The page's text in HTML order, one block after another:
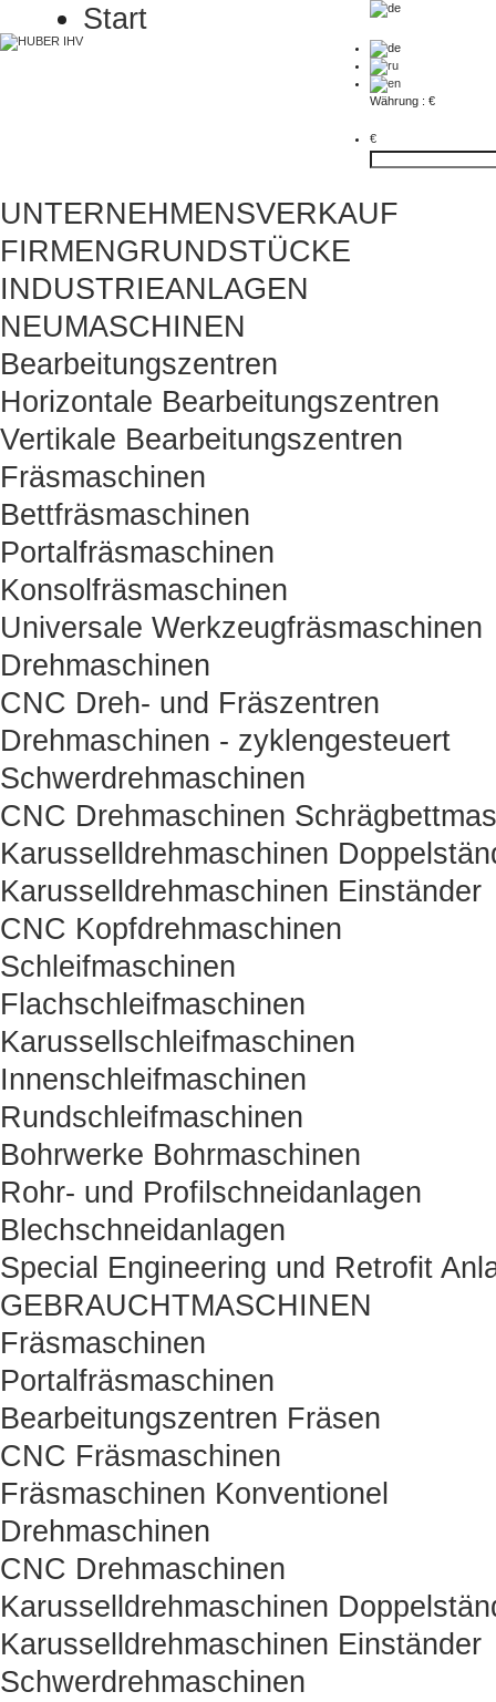
Währung : €
€
Start
UNTERNEHMENSVERKAUF
FIRMENGRUNDSTÜCKE
INDUSTRIEANLAGEN
NEUMASCHINEN
Bearbeitungszentren
Horizontale Bearbeitungszentren
Vertikale Bearbeitungszentren
Fräsmaschinen
Bettfräsmaschinen
Portalfräsmaschinen
Konsolfräsmaschinen
Universale Werkzeugfräsmaschinen
Drehmaschinen
CNC Dreh- und Fräszentren
Drehmaschinen - zyklengesteuert
Schwerdrehmaschinen
CNC Drehmaschinen
Karusselldrehmaschinen
Karusselldrehmaschinen Einständer
CNC Kopfdrehmaschinen
Schleifmaschinen
Flachschleifmaschinen
Karussellschleifmaschinen
Innenschleifmaschinen
Rundschleifmaschinen
Bohrwerke Bohrmaschinen
Rohr- und Profilschneidanlagen
Blechschneidanlagen
Special Engineering und Retrofit
GEBRAUCHTMASCHINEN
Fräsmaschinen
Portalfräsmaschinen
Bearbeitungszentren Fräsen
CNC Fräsmaschinen
Fräsmaschinen Konventionel
Drehmaschinen
CNC Drehmaschinen
Karusselldrehmaschinen
Karusselldrehmaschinen Einständer
Schwerdrehmaschinen